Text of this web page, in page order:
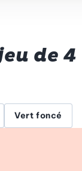
de 4
Vert foncé